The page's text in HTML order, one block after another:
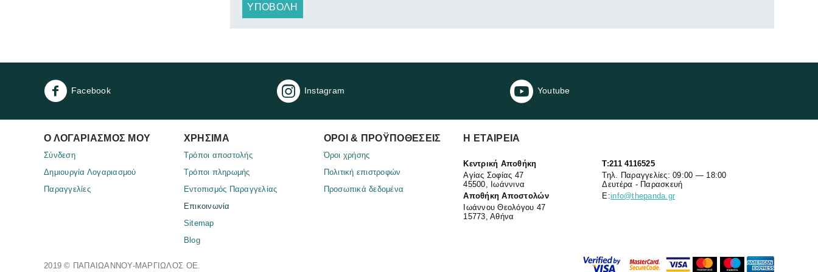
ΥΠΟΒΟΛΉ
Facebook Instagram Youtube
Ο ΛΟΓΑΡΙΑΣΜΌΣ ΜΟΥ
Σύνδεση
Δημιουργία Λογαριασμού
Παραγγελίες
ΧΡΉΣΙΜΑ
Τρόποι αποστολής
Τρόποι πληρωμής
Eντοπισμός Παραγγελίας
Επικοινωνία
Sitemap
Blog
ΌΡΟΙ & ΠΡΟΫΠΟΘΈΣΕΙΣ
Όροι χρήσης
Πολιτική επιστροφών
Προσωπικά δεδομένα
Η ΕΤΑΙΡΕΊΑ​
Κεντρική Αποθήκη
Αγίας Σοφίας 47
45500, Ιωάννινα
Αποθήκη Αποστολών
Ιωάννου Θεολόγου 47
15773, Αθήνα
T:211 4116525
Τηλ. Παραγγελίες: 09:00 — 18:00
Δευτέρα - Παρασκευή
Ε:info@thepanda.gr
2019 © ΠΑΠΑΙΩΑΝΝΟΥ-ΜΑΡΓΙΩΛΟΣ ΟΕ.